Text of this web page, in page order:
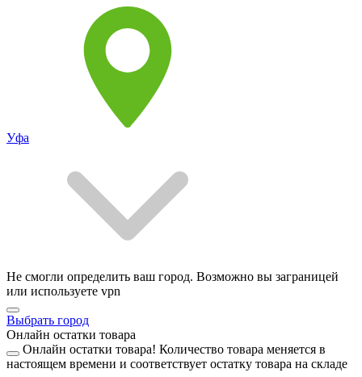
Уфа
Не смогли определить ваш город. Возможно вы заграницей
или используете vpn
Выбрать город
Онлайн остатки товара
Онлайн остатки товара! Количество товара меняется в
настоящем времени и соответствует остатку товара на складе